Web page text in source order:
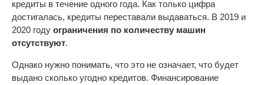
кредиты в течение одного года. Как только цифра
достигалась, кредиты переставали выдаваться. В 2019 и
2020 году ограничения по количеству машин
отсутствуют.
Однако нужно понимать, что это не означает, что будет
выдано сколько угодно кредитов. Финансирование